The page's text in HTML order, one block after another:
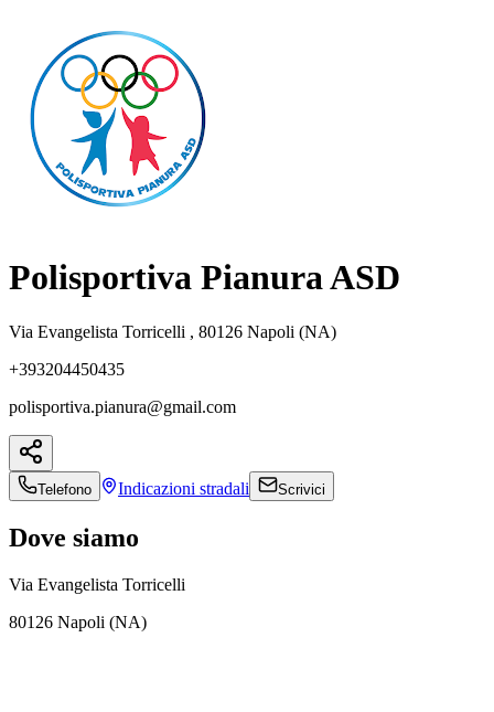
Polisportiva Pianura ASD
Via Evangelista Torricelli , 80126 Napoli (NA)
+393204450435
polisportiva.pianura@gmail.com
Telefono Indicazioni stradali Scrivici
Dove siamo
Via Evangelista Torricelli
80126 Napoli (NA)